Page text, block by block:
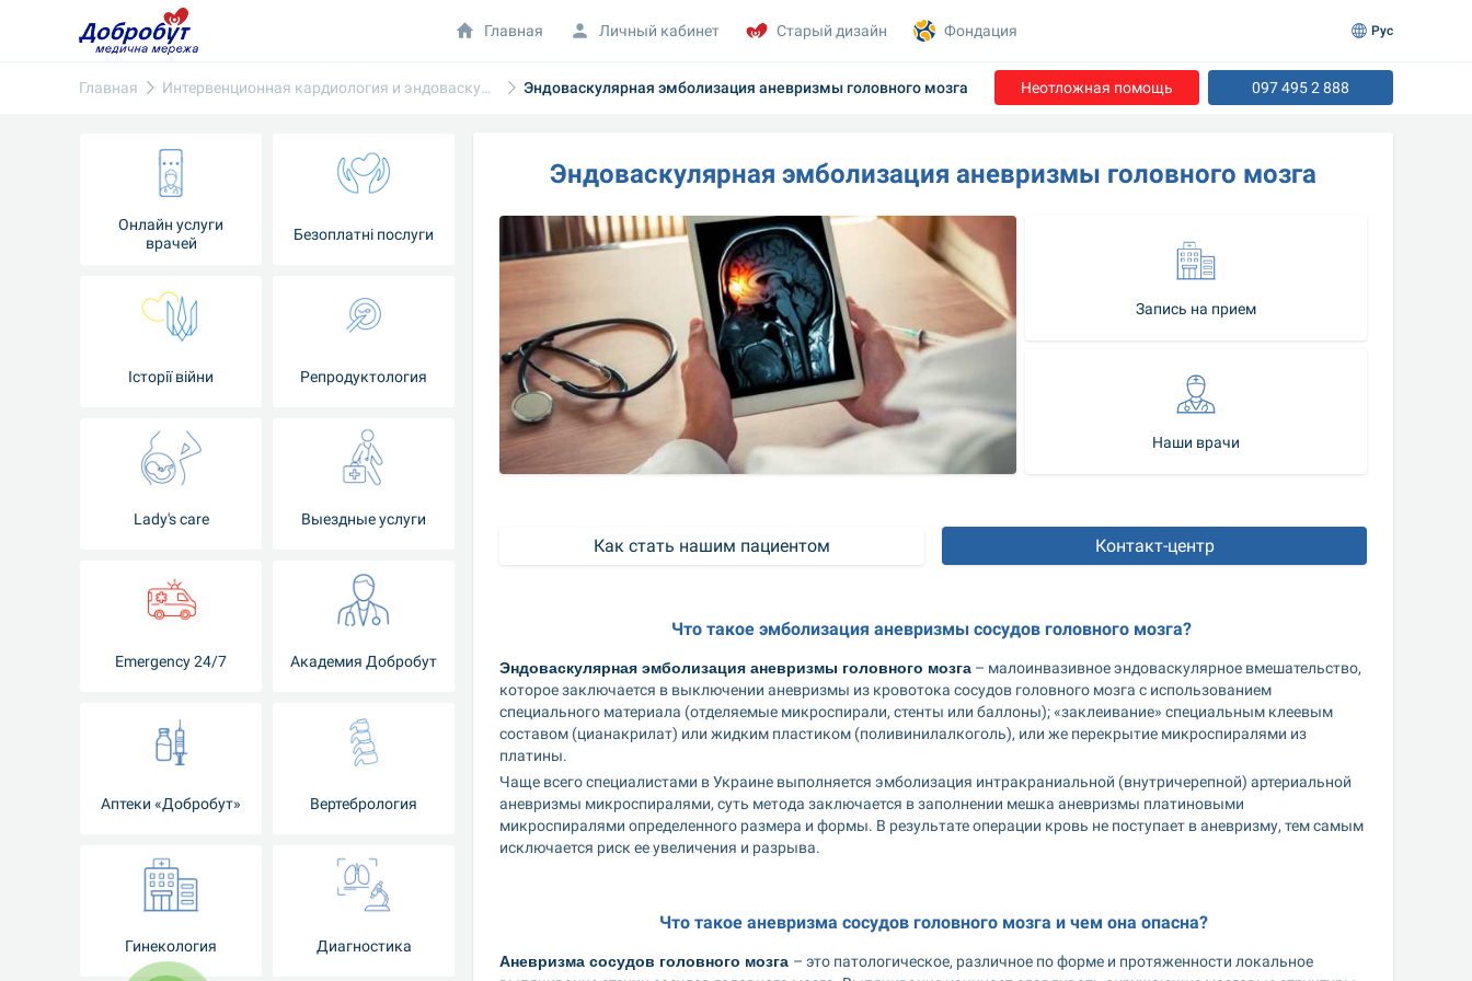
Главная Интервенционная кардиология и эндоваскулярная хирургия Эндоваскулярная эмболизация аневризмы головного мозга Неотложная помощь 097 495 2 888
Онлайн услуги
врачей
Безоплатні послуги
Iсторії війни Репродуктология
Lady's care Выездные услуги
Emergency 24/7 Академия Добробут
Аптеки «Добробут» Вертебрология
Гинекология Диагностика
Эндоваскулярная эмболизация аневризмы головного мозга
Запись на прием
Наши врачи
Как стать нашим пациентом Контакт-центр
Что такое эмболизация аневризмы сосудов головного мозга?
Эндоваскулярная эмболизация аневризмы головного мозга – малоинвазивное эндоваскулярное вмешательство,
которое заключается в выключении аневризмы из кровотока сосудов головного мозга с использованием
специального материала (отделяемые микроспирали, стенты или баллоны); «заклеивание» специальным клеевым
составом (цианакрилат) или жидким пластиком (поливинилалкоголь), или же перекрытие микроспиралями из
платины.
Чаще всего специалистами в Украине выполняется эмболизация интракраниальной (внутричерепной) артериальной
аневризмы микроспиралями, суть метода заключается в заполнении мешка аневризмы платиновыми
микроспиралями определенного размера и формы. В результате операции кровь не поступает в аневризму, тем самым
исключается риск ее увеличения и разрыва.
Что такое аневризма сосудов головного мозга и чем она опасна?
Аневризма сосудов головного мозга – это патологическое, различное по форме и протяженности локальное
Главная Личный кабинет Старый дизайн Фондация Рус